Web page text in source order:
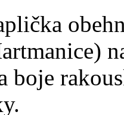
boje